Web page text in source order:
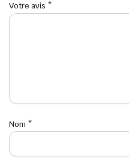
Votre avis *
Nom *